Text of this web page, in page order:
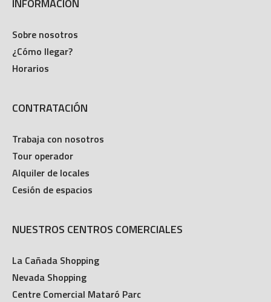
Sobre nosotros
¿Cómo llegar?
Horarios
CONTRATACIÓN
Trabaja con nosotros
Tour operador
Alquiler de locales
Cesión de espacios
NUESTROS CENTROS COMERCIALES
La Cañada Shopping
Nevada Shopping
Centre Comercial Mataró Parc